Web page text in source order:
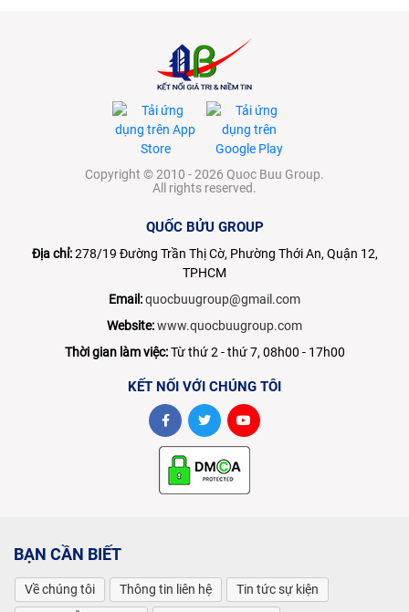
Copyright © 2010 - 2026 Quoc Buu Group.
All rights reserved.
QUỐC BỬU GROUP
Địa chỉ:278/19 Đường Trần Thị Cờ, Phường Thới An, Quận 12,
TPHCM
Email:quocbuugroup@gmail.com
Website:www.quocbuugroup.com
Thời gian làm việc:Từ thứ 2 - thứ 7, 08h00 - 17h00
KẾT NỐI VỚI CHÚNG TÔI
BẠN CẦN BIẾT
Về chúng tôi Thông tin liên hệ
Tin tức sự kiện